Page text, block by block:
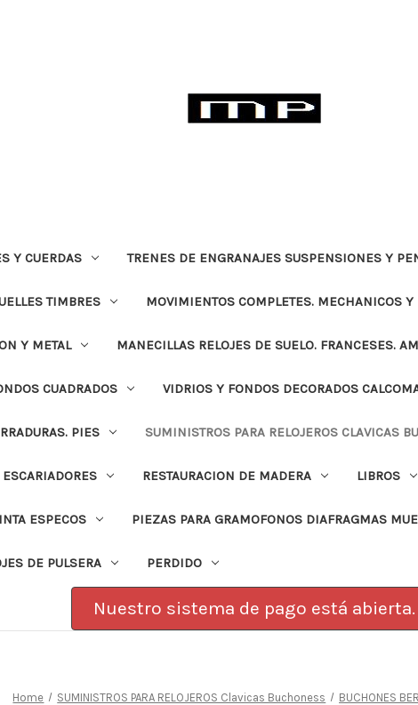
Y CUERDAS TRENES DE ENGRANAJES SUSPENSIONES Y
TIMBRES MOVIMIENTOS COMPLETES. MECHANICOS Y
Y METAL MANECILLAS RELOJES DE SUELO. FRANCESES.
CUADRADOS VIDRIOS Y FONDOS DECORADOS
PIES SUMINISTROS PARA RELOJEROS CLAVICAS
RESTAURACION DE MADERA LIBROS
ESPECOS PIEZAS PARA GRAMOFONOS DIAFRAGMAS
DE PULSERA PERDIDO
Nuestro sistema de pago está abierta.
Home SUMINISTROS PARA RELOJEROS Clavicas Buchoness
BUCHONES